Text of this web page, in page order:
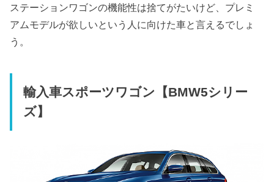
ステーションワゴンの機能性は捨てがたいけど、プレミ
アムモデルが欲しいという人に向けた車と言えるでしょ
う。
輸入車スポーツワゴン【BMW5シリー
ズ】